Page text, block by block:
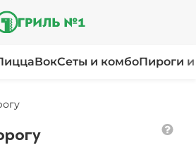
ВокСеты и комбоПироги